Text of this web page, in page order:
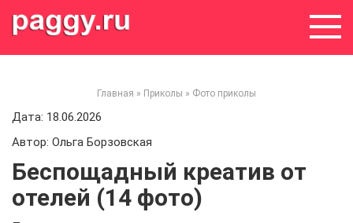
Главная » Приколы » Фото приколы
Дата: 18.06.2026
Автор: Ольга Борзовская
Беспощадный креатив от
отелей (14 фото)